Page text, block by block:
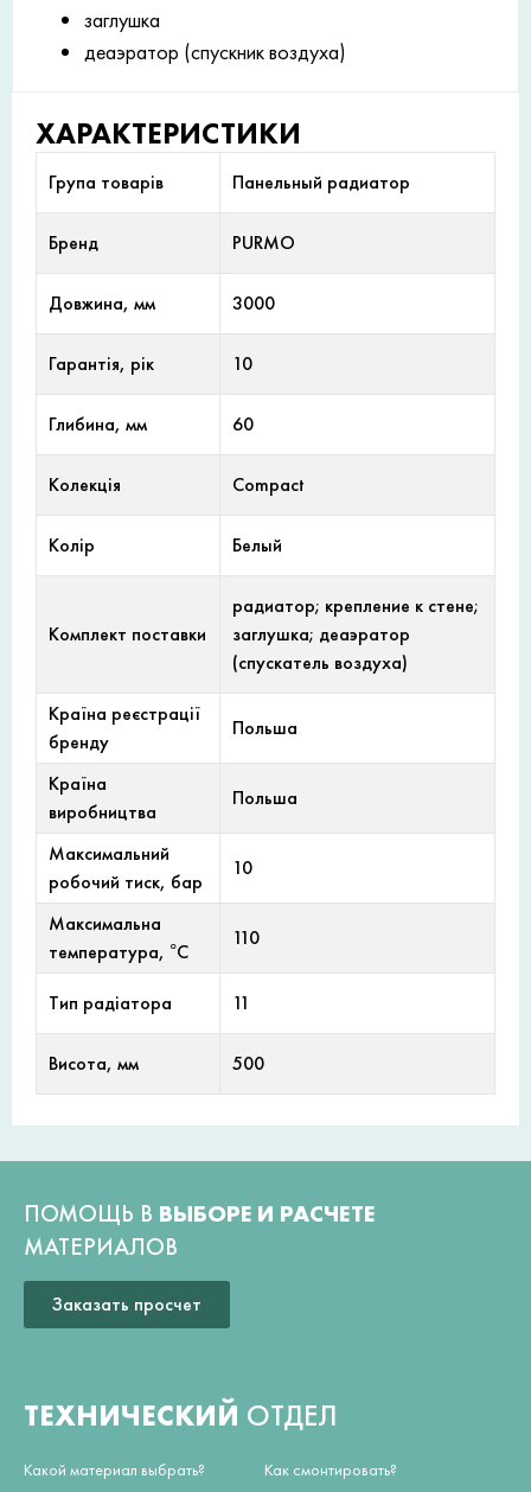
заглушка
деаэратор (спускник воздуха)
ХАРАКТЕРИСТИКИ
Група товарів Панельный радиатор
Бренд PURMO
Довжина, мм 3000
Гарантія, рік 10
Глибина, мм 60
Колекція Compact
Колір Белый
Комплект поставки
радиатор; крепление к стене;
заглушка; деаэратор
(спускатель воздуха)
Країна реєстрації
бренду
Польша
Країна
виробництва
Польша
Максимальний
робочий тиск, бар
10
Максимальна
температура, °С
110
Тип радіатора 11
Висота, мм 500
ПОМОЩЬ В ВЫБОРЕ И РАСЧЕТЕ
МАТЕРИАЛОВ
Заказать просчет
ТЕХНИЧЕСКИЙ ОТДЕЛ
Какой материал выбрать?
Как смонтировать?